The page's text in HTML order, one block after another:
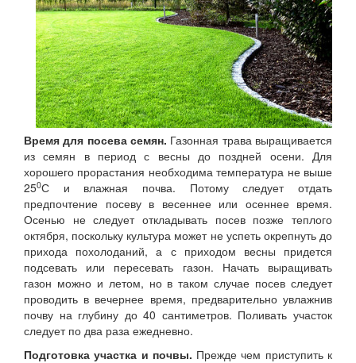
Время для посева семян. Газонная трава выращивается
из семян в период с весны до поздней осени. Для
хорошего прорастания необходима температура не выше
250С и влажная почва. Потому следует отдать
предпочтение посеву в весеннее или осеннее время.
Осенью не следует откладывать посев позже теплого
октября, поскольку культура может не успеть окрепнуть до
прихода похолоданий, а с приходом весны придется
подсевать или пересевать газон. Начать выращивать
газон можно и летом, но в таком случае посев следует
проводить в вечернее время, предварительно увлажнив
почву на глубину до 40 сантиметров. Поливать участок
следует по два раза ежедневно.
Подготовка участка и почвы. Прежде чем приступить к